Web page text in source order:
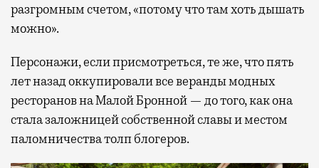
разгромным счетом, «потому что там хоть дышать
можно».
Персонажи, если присмотреться, те же, что пять
лет назад оккупировали все веранды модных
ресторанов на Малой Бронной — до того, как она
стала заложницей собственной славы и местом
паломничества толп блогеров.